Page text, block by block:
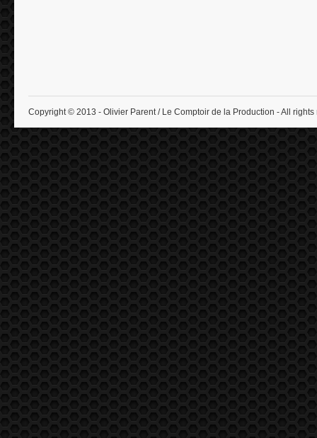
Copyright © 2013 - Olivier Parent / Le Comptoir de la Production - All rights